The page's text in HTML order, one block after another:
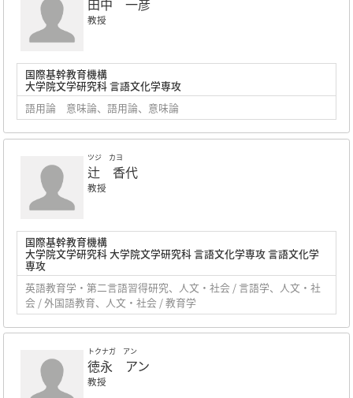
田中 一彦
教授
国際基幹教育機構
大学院文学研究科 言語文化学専攻
語用論 意味論、語用論、意味論
ツジ カヨ
辻 香代
教授
国際基幹教育機構
大学院文学研究科 大学院文学研究科 言語文化学専攻 言語文化学
専攻
英語教育学・第二言語習得研究、人文・社会 / 言語学、人文・社
会 / 外国語教育、人文・社会 / 教育学
トクナガ アン
徳永 アン
教授